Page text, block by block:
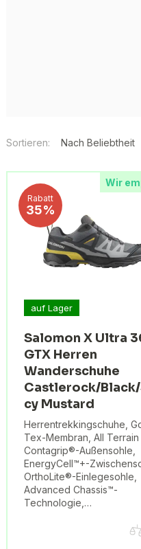
Sortieren: Nach Beliebtheit
Wir
Rabatt
35%
auf Lager
Salomon X Ultra
GTX Herren
Wanderschuhe
Castlerock/
cy Mustard
Herrentrekkingschuhe,
Tex-Membran, All Terrain
Contagrip®-Außensohle,
EnergyCell™+-
OrthoLite®-Einlegesohle,
Advanced Chassis™-
Technologie,…